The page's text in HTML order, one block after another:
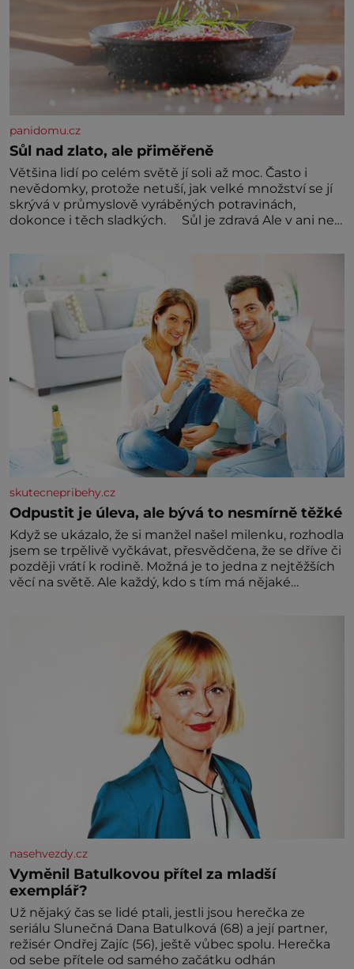
panidomu.cz
Sůl nad zlato, ale přiměřeně
Většina lidí po celém světě jí soli až moc. Často i
nevědomky, protože netuší, jak velké množství se jí
skrývá v průmyslově vyráběných potravinách,
dokonce i těch sladkých. Sůl je zdravá Ale v ani ne
běžné. Její základní složky– sodík a chlór – jsou
skutecnepribehy.cz
Odpustit je úleva, ale bývá to nesmírně těžké
Když se ukázalo, že si manžel našel milenku, rozhodla
jsem se trpělivě vyčkávat, přesvědčena, že se dříve či
později vrátí k rodině. Možná je to jedna z nejtěžších
věcí na světě. Ale každý, kdo s tím má nějaké
nasehvezdy.cz
Vyměnil Batulkovou přítel za mladší
exemplář?
Už nějaký čas se lidé ptali, jestli jsou herečka ze
seriálu Slunečná Dana Batulková (68) a její partner,
režisér Ondřej Zajíc (56), ještě vůbec spolu. Herečka
od sebe přítele od samého začátku odhán